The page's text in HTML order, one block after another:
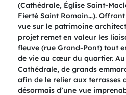
(Cathédrale, Église Saint-
Fierté Saint Romain…).
vue sur le patrimoine
projet remet en valeur les
fleuve (rue Grand-Pont) tout
de vie au cœur du quartier.
Cathédrale, de grands
afin de le relier aux terrasses
désormais d’une vue